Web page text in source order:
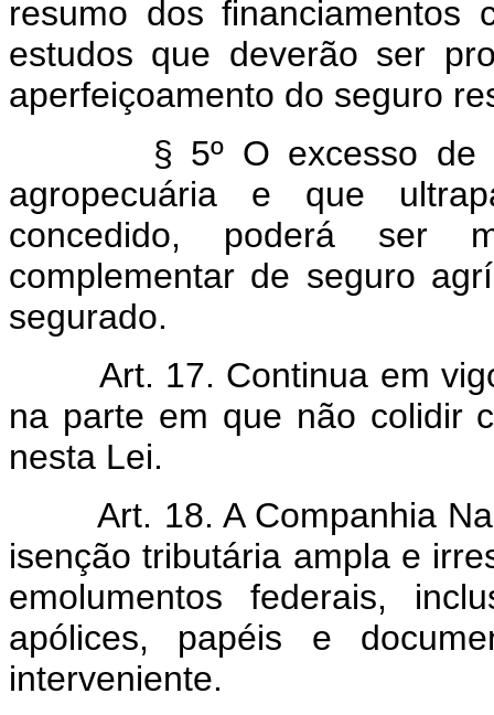
resumo dos financiamentos
estudos que deverão ser
aperfeiçoamento do seguro
§ 5º O excesso de
agropecuária e que
concedido, poderá ser
complementar de seguro
segurado.
Art. 17. Continua em
na parte em que não colidir
nesta Lei.
Art. 18. A Companhia
isenção tributária ampla e
emolumentos federais,
apólices, papéis e
interveniente.